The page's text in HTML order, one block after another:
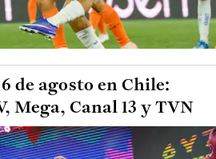
de agosto en Chile:
Mega, Canal 13 y TVN